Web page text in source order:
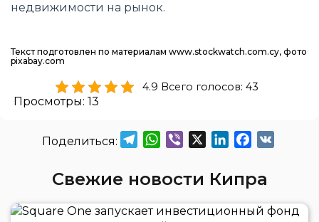
недвижимости на рынок.
Текст подготовлен по материалам www.stockwatch.com.cy, фото
pixabay.com
4.9 Всего голосов: 43
Просмотры: 13
TelegramWhatsApp
Viber LinkedInFacebook
Свежие новости Кипра